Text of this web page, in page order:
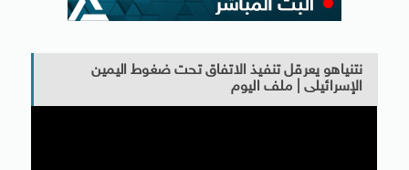
نتنياهو يعرقل تنفيذ الاتفاق تحت ضغوط اليمين
الإسرائيلى | ملف اليوم